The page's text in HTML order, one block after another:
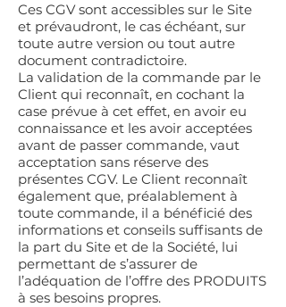
Ces CGV sont accessibles sur le Site
et prévaudront, le cas échéant, sur
toute autre version ou tout autre
document contradictoire.
La validation de la commande par le
Client qui reconnaît, en cochant la
case prévue à cet effet, en avoir eu
connaissance et les avoir acceptées
avant de passer commande, vaut
acceptation sans réserve des
présentes CGV. Le Client reconnaît
également que, préalablement à
toute commande, il a bénéficié des
informations et conseils suffisants de
la part du Site et de la Société, lui
permettant de s’assurer de
l’adéquation de l’offre des PRODUITS
à ses besoins propres.